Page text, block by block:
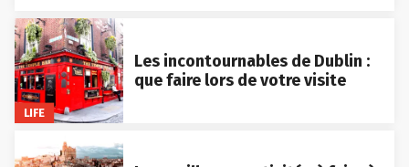
LIFE
Les incontournables de Dublin :
que faire lors de votre visite